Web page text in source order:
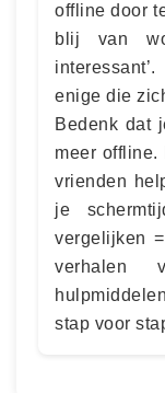
offline door
blij van
enige die
Bedenk dat
meer offline.
vrienden
je
vergelijken
verhalen
stap voor